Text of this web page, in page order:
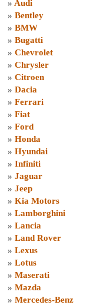
» Audi
» Bentley
» BMW
» Bugatti
» Chevrolet
» Chrysler
» Citroen
» Dacia
» Ferrari
» Fiat
» Ford
» Honda
» Hyundai
» Infiniti
» Jaguar
» Jeep
» Kia Motors
» Lamborghini
» Lancia
» Land Rover
» Lexus
» Lotus
» Maserati
» Mazda
» Mercedes-Benz